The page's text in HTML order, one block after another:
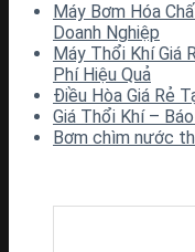
Máy Bơm Hóa
Doanh Nghiệp
Máy Thổi Khí Giá
Phí Hiệu Quả
Điều Hòa Giá Rẻ
Giá Thổi Khí –
Bơm chìm nước